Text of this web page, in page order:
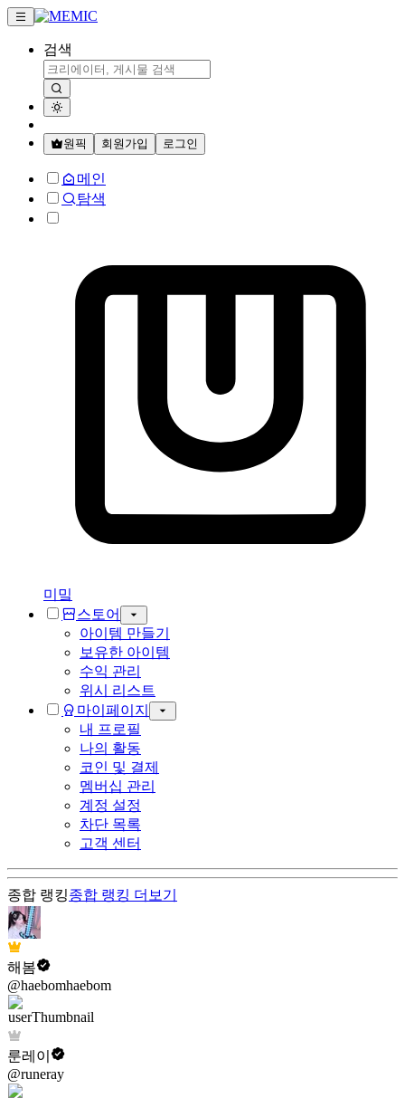
검색
원픽 회원가입 로그인
메인
탐색
미밐
스토어
아이템 만들기
보유한 아이템
수익 관리
위시 리스트
마이페이지
내 프로필
나의 활동
코인 및 결제
멤버십 관리
계정 설정
차단 목록
고객 센터
종합 랭킹종합 랭킹 더보기
해봄
@haebomhaebom
룬레이
@runeray